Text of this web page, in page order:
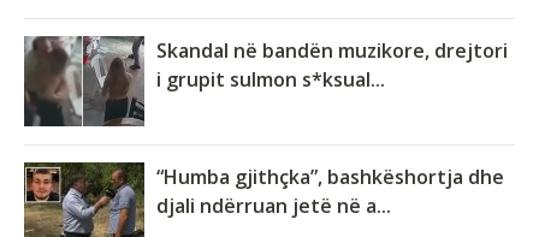
Skandal në bandën muzikore, drejtori
i grupit sulmon s*ksual...
“Humba gjithçka”, bashkëshortja dhe
djali ndërruan jetë në a...